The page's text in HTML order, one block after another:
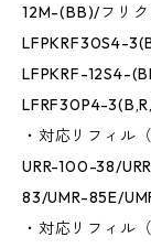
12M-(BB)/フリ
LFPKRF30S4-
LFPKRF-12S4-
LFRF30P4-
・対応リフィル
URR-100-38/
83/UMR-85E/
・対応リフィル